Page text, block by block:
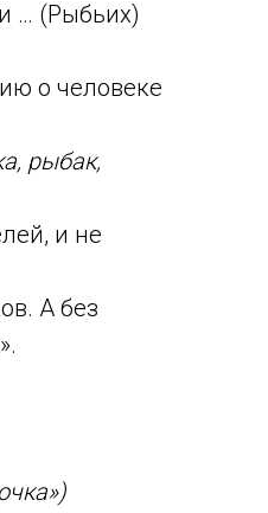
… (Рыбьих)
о человеке
рыбак,
и не
А без